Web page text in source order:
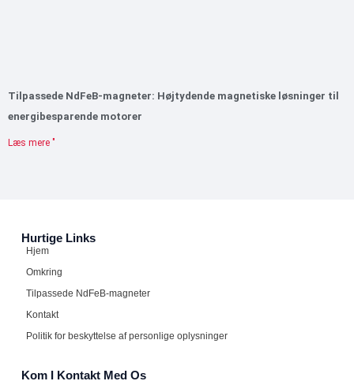
Tilpassede NdFeB-magneter: Højtydende magnetiske løsninger til
energibesparende motorer
Læs mere "
Hurtige Links
Hjem
Omkring
Tilpassede NdFeB-magneter
Kontakt
Politik for beskyttelse af personlige oplysninger
Kom I Kontakt Med Os